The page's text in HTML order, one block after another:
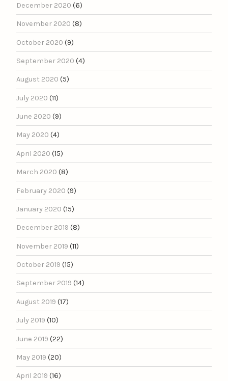
December 2020 (6)
November 2020 (8)
October 2020 (9)
September 2020 (4)
August 2020 (5)
July 2020 (11)
June 2020 (9)
May 2020 (4)
April 2020 (15)
March 2020 (8)
February 2020 (9)
January 2020 (15)
December 2019 (8)
November 2019 (11)
October 2019 (15)
September 2019 (14)
August 2019 (17)
July 2019 (10)
June 2019 (22)
May 2019 (20)
April 2019 (16)